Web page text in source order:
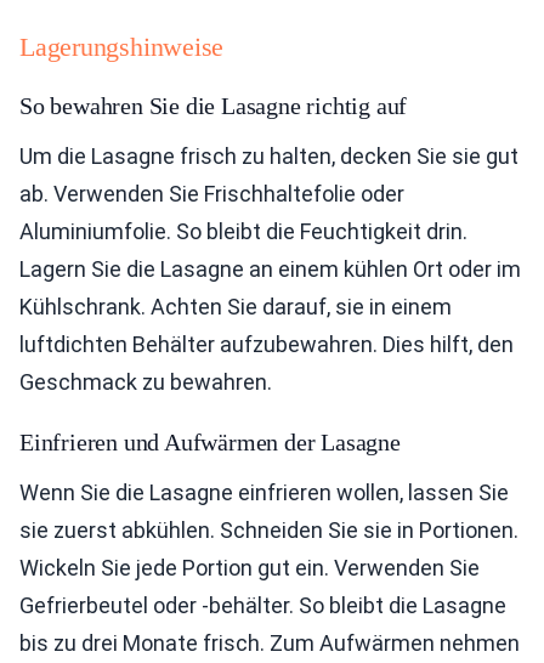
Lagerungshinweise
So bewahren Sie die Lasagne richtig auf
Um die Lasagne frisch zu halten, decken Sie sie gut
ab. Verwenden Sie Frischhaltefolie oder
Aluminiumfolie. So bleibt die Feuchtigkeit drin.
Lagern Sie die Lasagne an einem kühlen Ort oder im
Kühlschrank. Achten Sie darauf, sie in einem
luftdichten Behälter aufzubewahren. Dies hilft, den
Geschmack zu bewahren.
Einfrieren und Aufwärmen der Lasagne
Wenn Sie die Lasagne einfrieren wollen, lassen Sie
sie zuerst abkühlen. Schneiden Sie sie in Portionen.
Wickeln Sie jede Portion gut ein. Verwenden Sie
Gefrierbeutel oder -behälter. So bleibt die Lasagne
bis zu drei Monate frisch. Zum Aufwärmen nehmen